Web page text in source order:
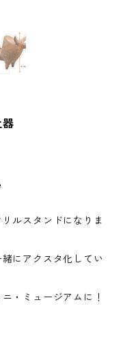
ルスタンドになりま
にアクスタ化してい
・ミュージアムに！